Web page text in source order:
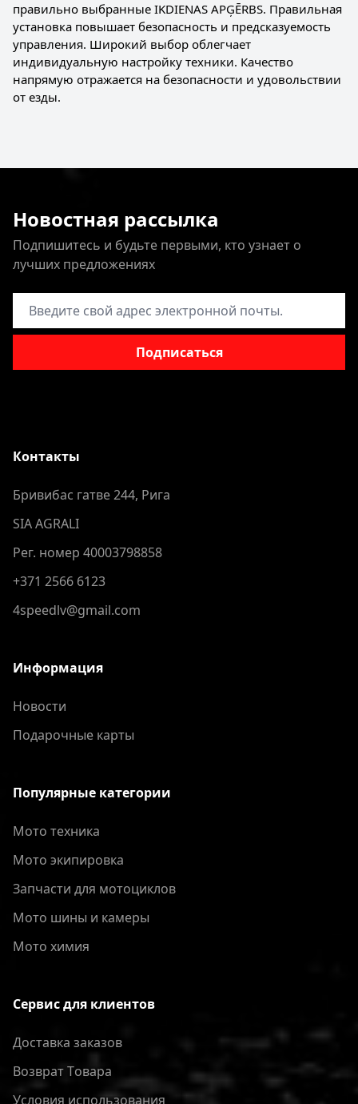
правильно выбранные IKDIENAS APĢĒRBS. Правильная
установка повышает безопасность и предсказуемость
управления. Широкий выбор облегчает
индивидуальную настройку техники. Качество
напрямую отражается на безопасности и удовольствии
от езды.
Новостная рассылка
Подпишитесь и будьте первыми, кто узнает о
лучших предложениях
Адрес электронной почты
Подписаться
Контакты
Бривибас гатве 244, Рига
SIA AGRALI
Рег. номер 40003798858
+371 2566 6123
4speedlv@gmail.com
Информация
Новости
Подарочные карты
Популярные категории
Мото техника
Мото экипировка
Запчасти для мотоциклов
Мото шины и камеры
Мото химия
Сервис для клиентов
Доставка заказов
Bозврат Tовара
Условия использования